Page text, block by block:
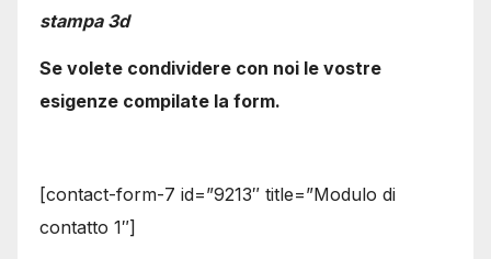
stampa 3d
Se volete condividere con noi le vostre
esigenze compilate la form.
[contact-form-7 id=”9213″ title=”Modulo di
contatto 1″]